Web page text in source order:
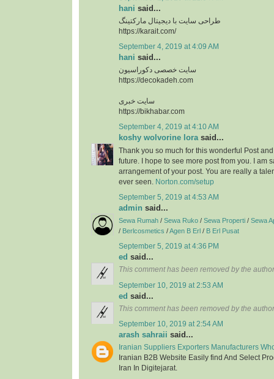
hani said...
طراحی سایت با دیجیتال مارکتینگ
https://karait.com/
September 4, 2019 at 4:09 AM
hani said...
سایت خصصی دکوراسیون
https://decokadeh.com
سایت خبری
https://bikhabar.com
September 4, 2019 at 4:10 AM
koshy wolvorine lorasaid...
Thank you so much for this wonderful Post
future. I hope to see more post from you. I am
arrangement of your post. You are really a
ever seen.
Norton.com/setup
September 5, 2019 at 4:53 AM
admin said...
Sewa Rumah / Sewa Ruko / Sewa Properti / Sewa
/ Berlcosmetics /Agen B Erl / B Erl Pusat
September 5, 2019 at 4:36 PM
ed said...
This comment has been removed by the
September 10, 2019 at 2:53 AM
ed said...
This comment has been removed by the
September 10, 2019 at 2:54 AM
arash sahraii said...
Iranian Suppliers Exporters Manufacturers
Iranian B2B Website Easily find And Select
Iran In Digitejarat.